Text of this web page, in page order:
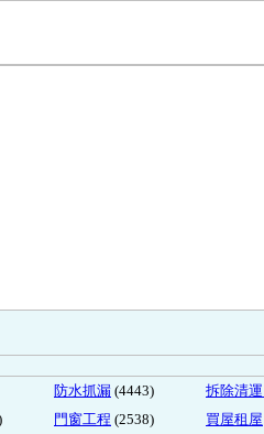
防水抓漏 (4443) 拆除清運
門窗工程 (2538) 買屋租屋